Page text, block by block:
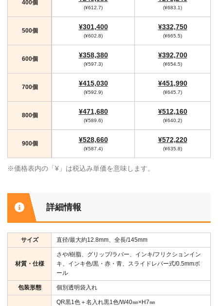
400個
(¥612.7) (¥683.1)
500個 ¥301,400
(¥602.8)
¥332,750
(¥665.5)
600個 ¥358,380
(¥597.3)
¥392,700
(¥654.5)
700個 ¥415,030
(¥592.9)
¥451,990
(¥645.7)
800個 ¥471,680
(¥589.6)
¥512,160
(¥640.2)
900個 ¥528,660
(¥587.4)
¥572,220
(¥635.8)
※価格表内の「¥」は税込み単価を意味します。
詳細情報
サイズ 直径/最大約12.8mm、全長/145mm
材質・仕様
さや/樹脂、グリップ/ラバー、インキ/フリクションイン
キ、インキ色/黒・赤・青、スライドレバー式/0.5mmボ
ール
包装形態 個別透明袋入れ
QR黒1色＋名入れ黒1色/W40㎜×H7㎜